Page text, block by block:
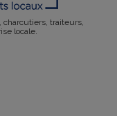
traiteurs,
locale.